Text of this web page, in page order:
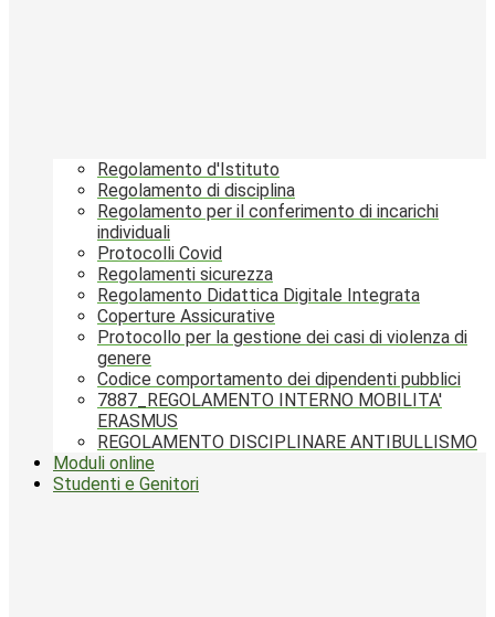
Regolamento d'Istituto
Regolamento di disciplina
Regolamento per il conferimento di incarichi
individuali
Protocolli Covid
Regolamenti sicurezza
Regolamento Didattica Digitale Integrata
Coperture Assicurative
Protocollo per la gestione dei casi di violenza di
genere
Codice comportamento dei dipendenti pubblici
7887_REGOLAMENTO INTERNO MOBILITA'
ERASMUS
REGOLAMENTO DISCIPLINARE ANTIBULLISMO
Moduli online
Studenti e Genitori